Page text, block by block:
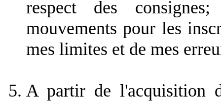
respect des
mouvements pour les
mes limites et de mes
A partir de l'acquisition